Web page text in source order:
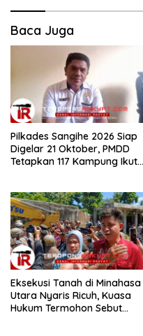
Baca Juga
Pilkades Sangihe 2026 Siap
Digelar 21 Oktober, PMDD
Tetapkan 117 Kampung Ikut
Eksekusi Tanah di Minahasa
Utara Nyaris Ricuh, Kuasa
Hukum Termohon Sebut